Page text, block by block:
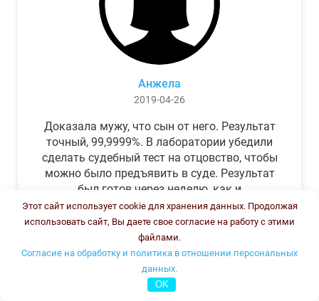
Анжела
2019-04-26
Доказала мужу, что сын от него. Результат
точный, 99,9999%. В лаборатории убедили
сделать судебный тест на отцовство, чтобы
можно было предъявить в суде. Результат
был готов через неделю, как и
обещали.Теперь муж бегает и извиняется.
Этот сайт использует cookie для хранения данных. Продолжая
использовать сайт, Вы даете свое согласие на работу с этими
файлами.
Согласие на обработку и политика в отношении персональных
данных.
OK